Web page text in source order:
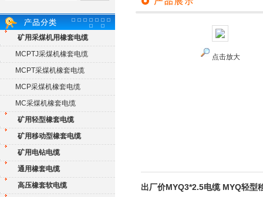
矿用采煤机用橡套电缆
MCPTJ采煤机橡套电缆
MCPT采煤机橡套电缆
MCP采煤机橡套电缆
MC采煤机橡套电缆
矿用轻型橡套电缆
矿用移动型橡套电缆
矿用电钻电缆
通用橡套电缆
高压橡套软电缆
点击放大
出厂价MYQ3*2.5电缆 MYQ轻型